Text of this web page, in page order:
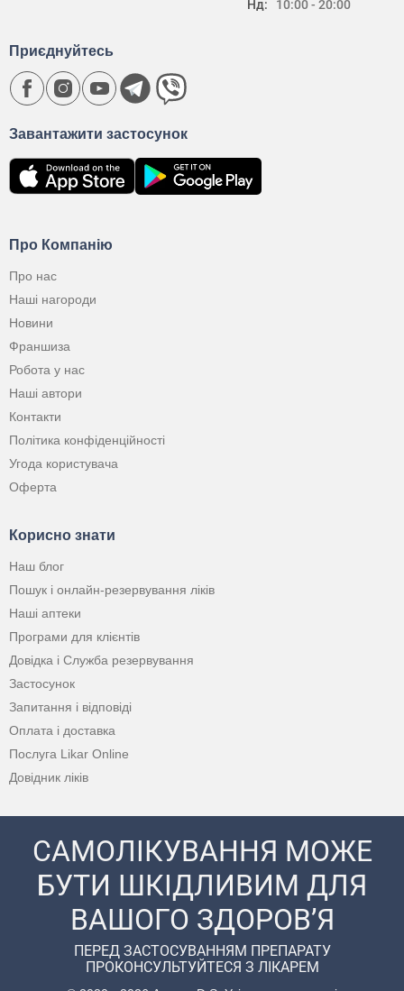
Нд:
10:00 - 20:00
Про Компанію
Про нас
Наші нагороди
Новини
Франшиза
Робота у нас
Наші автори
Контакти
Політика конфіденційності
Угода користувача
Оферта
Корисно знати
Наш блог
Пошук і онлайн-резервування ліків
Наші аптеки
Програми для клієнтів
Довідка і Служба резервування
Застосунок
Запитання і відповіді
Оплата і доставка
Послуга Likar Online
Довідник ліків
Завантажити застосунок
Приєднуйтесь
САМОЛІКУВАННЯ МОЖЕ
БУТИ ШКІДЛИВИМ ДЛЯ
ВАШОГО ЗДОРОВ’Я
ПЕРЕД ЗАСТОСУВАННЯМ ПРЕПАРАТУ
ПРОКОНСУЛЬТУЙТЕСЯ З ЛІКАРЕМ